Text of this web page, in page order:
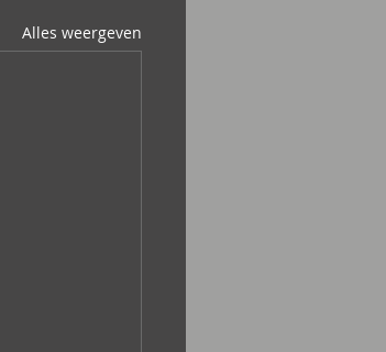
Alles weergeven